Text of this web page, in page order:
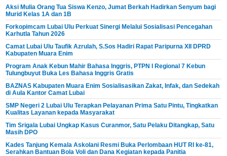
Aksi Mulia Orang Tua Siswa Kenzo, Jumat Berkah Hadirkan Senyum bagi
Murid Kelas 1A dan 1B
Forkopimcam Lubai Ulu Perkuat Sinergi Melalui Sosialisasi Pencegahan
Karhutla Tahun 2026
Camat Lubai Ulu Taufik Azrulah, S.Sos Hadiri Rapat Paripurna XII DPRD
Kabupaten Muara Enim
Program Anak Kebun Mahir Bahasa Inggris, PTPN I Regional 7 Kebun
Tulungbuyut Buka Les Bahasa Inggris Gratis
BAZNAS Kabupaten Muara Enim Sosialisasikan Zakat, Infak, dan Sedekah
di Aula Kantor Camat Lubai
SMP Negeri 2 Lubai Ulu Terapkan Pelayanan Prima Satu Pintu, Tingkatkan
Kualitas Layanan kepada Masyarakat
Tim Srigala Lubai Ungkap Kasus Curanmor, Satu Pelaku Ditangkap, Satu
Masih DPO
Kades Tanjung Kemala Askolani Resmi Buka Perlombaan HUT RI ke-81,
Serahkan Bantuan Bola Voli dan Dana Kegiatan kepada Panitia